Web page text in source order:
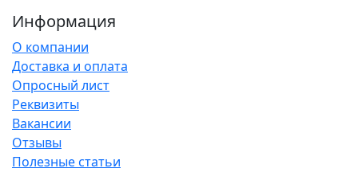
Информация
О компании
Доставка и оплата
Опросный лист
Реквизиты
Вакансии
Отзывы
Полезные статьи